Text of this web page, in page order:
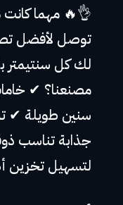
👌🔥 مهما
توصل لأفضل
لك كل سنتيمتر
مصنعنا؟ ✔
سنين طويلة ✔
جذابة تناسب
لتسهيل تخزين